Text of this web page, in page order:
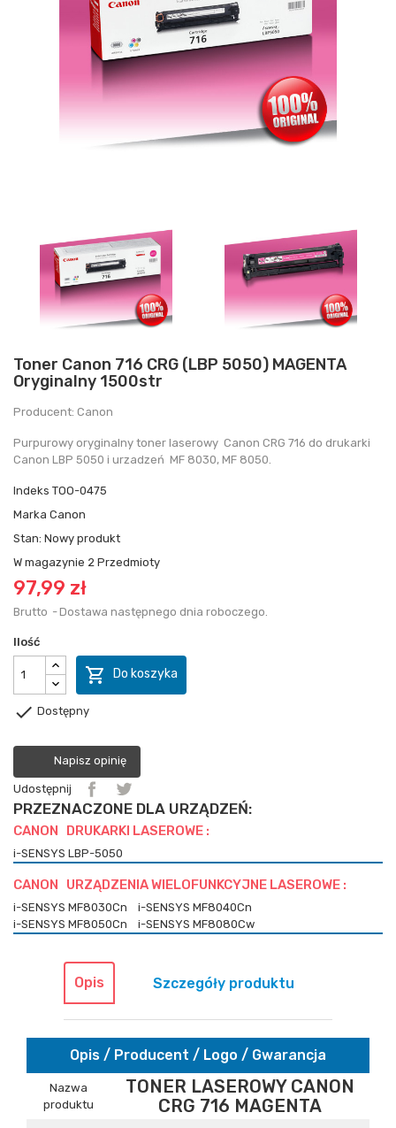
Toner Canon 716 CRG (LBP 5050) MAGENTA
Oryginalny 1500str
Producent: Canon
Purpurowy oryginalny toner laserowy Canon CRG 716 do drukarki
Canon LBP 5050 i urzadzeń MF 8030, MF 8050.
Indeks TOO-0475
Marka Canon
Stan: Nowy produkt
W magazynie 2 Przedmioty
97,99 zł
Brutto Dostawa następnego dnia roboczego.
Ilość
 Do koszyka
 Dostępny
Napisz opinię
Udostępnij
PRZEZNACZONE DLA URZĄDZEŃ:
CANON DRUKARKI LASEROWE :
i-SENSYS LBP-5050
CANON URZĄDZENIA WIELOFUNKCYJNE LASEROWE :
i-SENSYS MF8030Cn
i-SENSYS MF8040Cn
i-SENSYS MF8050Cn
i-SENSYS MF8080Cw
Opis Szczegóły produktu
Opis / Producent / Logo / Gwarancja
Nazwa
produktu
TONER LASEROWY CANON
CRG 716 MAGENTA